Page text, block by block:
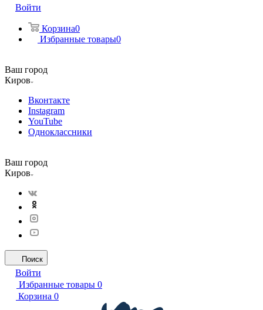
Войти
Корзина0
Избранные товары0
Ваш город
Киров
Вконтакте
Instagram
YouTube
Одноклассники
Ваш город
Киров
Поиск
Войти
Избранные товары 0
Корзина 0